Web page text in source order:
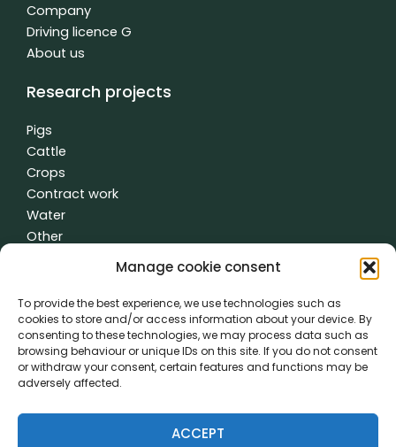
Manage cookie consent
To provide the best experience, we use technologies such as
cookies to store and/or access information about your device. By
consenting to these technologies, we may process data such as
browsing behaviour or unique IDs on this site. If you do not consent
or withdraw your consent, certain features and functions may be
adversely affected.
ACCEPT
Company
Driving licence G
About us
Research projects
Pigs
Cattle
Crops
Contract work
Water
Other
General terms and conditions|Privacy policy| made with
creativity time
PVL came about thanks to the cooperation of: